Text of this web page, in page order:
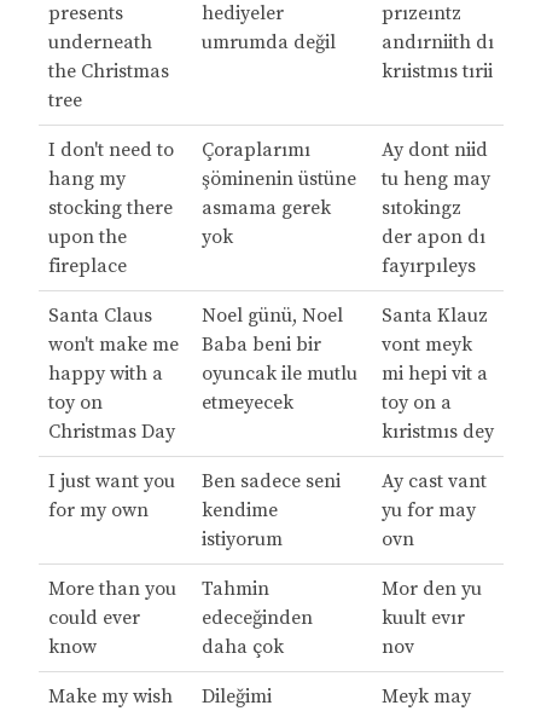
presents
underneath
the Christmas
tree
hediyeler
umrumda değil
prızeıntz
andırniith dı
krıistmıs tırii
I don't need to
hang my
stocking there
upon the
fireplace
Çoraplarımı
şöminenin üstüne
asmama gerek
yok
Ay dont niid
tu heng may
sıtokingz
der apon dı
fayırpıleys
Santa Claus
won't make me
happy with a
toy on
Christmas Day
Noel günü, Noel
Baba beni bir
oyuncak ile mutlu
etmeyecek
Santa Klauz
vont meyk
mi hepi vit a
toy on a
kıristmıs dey
I just want you
for my own
Ben sadece seni
kendime
istiyorum
Ay cast vant
yu for may
ovn
More than you
could ever
know
Tahmin
edeceğinden
daha çok
Mor den yu
kuult evır
nov
Make my wish
Dileğimi
Meyk may